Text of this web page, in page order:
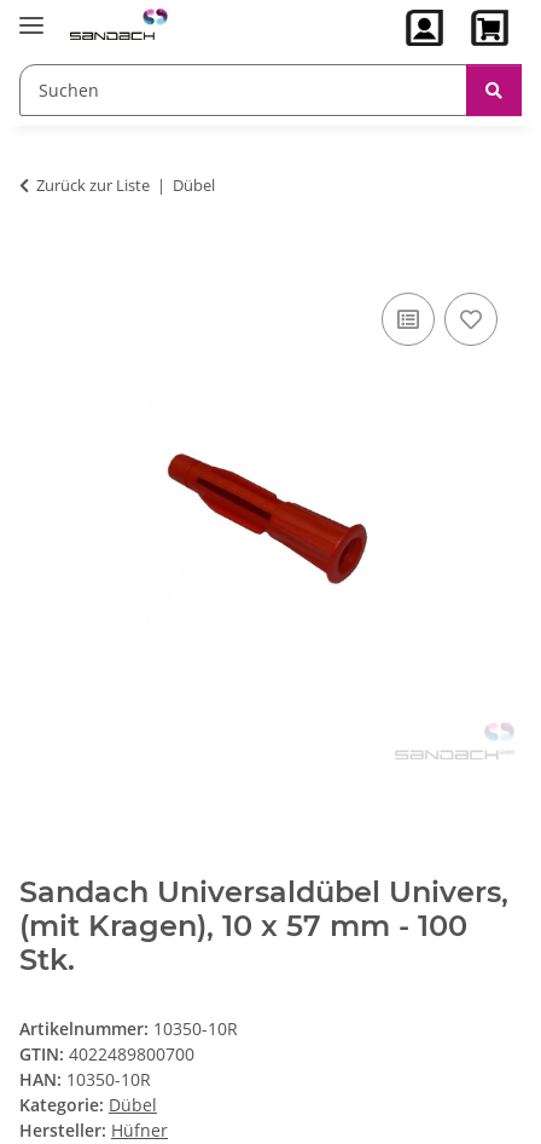
Zurück zur Liste Dübel
Sandach Universaldübel Univers,
(mit Kragen), 10 x 57 mm - 100
Stk.
Artikelnummer: 10350-10R
GTIN: 4022489800700
HAN: 10350-10R
Kategorie: Dübel
Hersteller: Hüfner